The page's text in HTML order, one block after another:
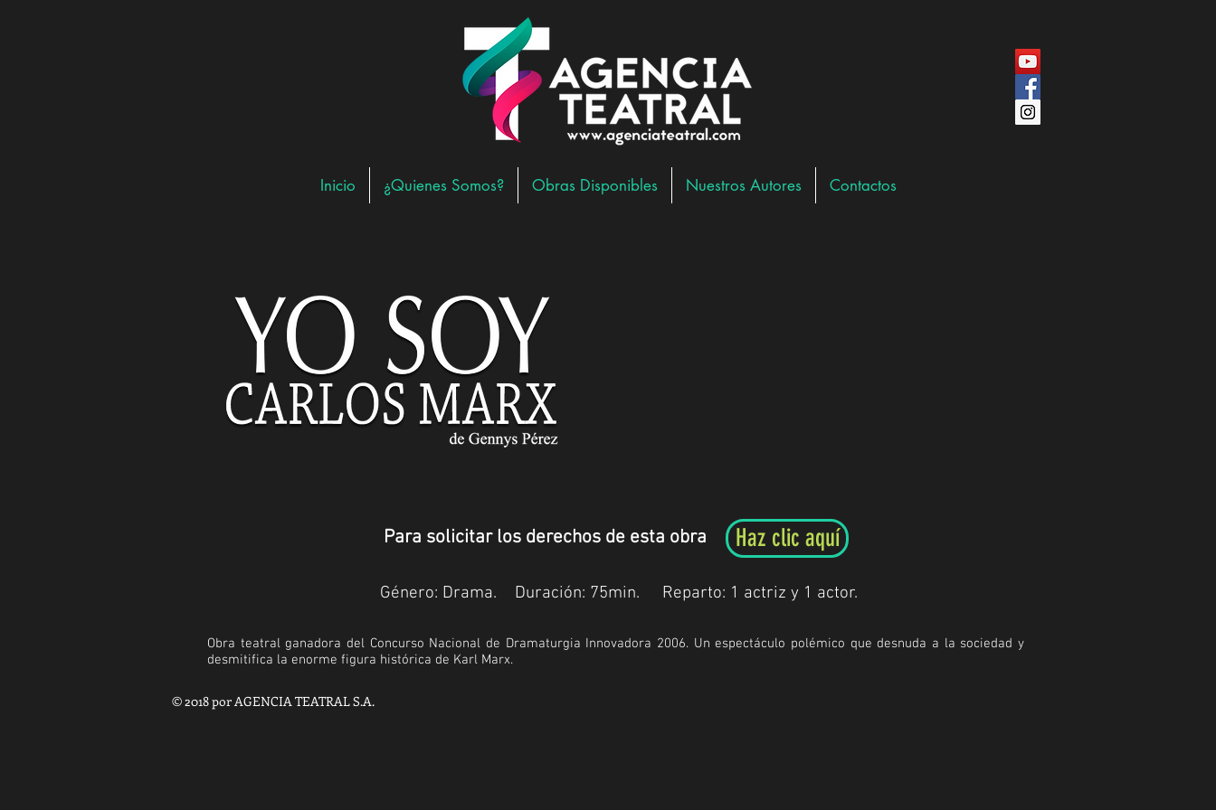
Inicio ¿Quienes Somos? Obras Disponibles Nuestros Autores Contactos
Género: Drama. Duración: 75min. Reparto: 1 actriz y 1 actor.
Obra teatral ganadora del Concurso Nacional de Dramaturgia Innovadora 2006. Un espectáculo polémico que desnuda a la sociedad y
desmitifica la enorme figura histórica de Karl Marx.
Haz clic aquí
Para solicitar los derechos de esta obra
© 2018 por AGENCIA TEATRAL S.A.